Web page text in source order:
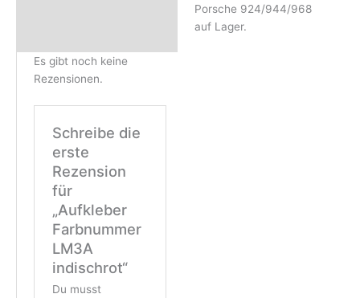
Porsche 924/944/968
auf Lager.
Es gibt noch keine
Rezensionen.
Schreibe die
erste
Rezension
für
„Aufkleber
Farbnummer
LM3A
indischrot“
Du musst